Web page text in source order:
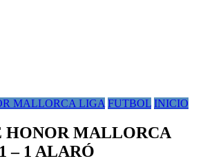
MALLORCA LIGA FUTBOL INICIO
HONOR MALLORCA
– 1 ALARÓ